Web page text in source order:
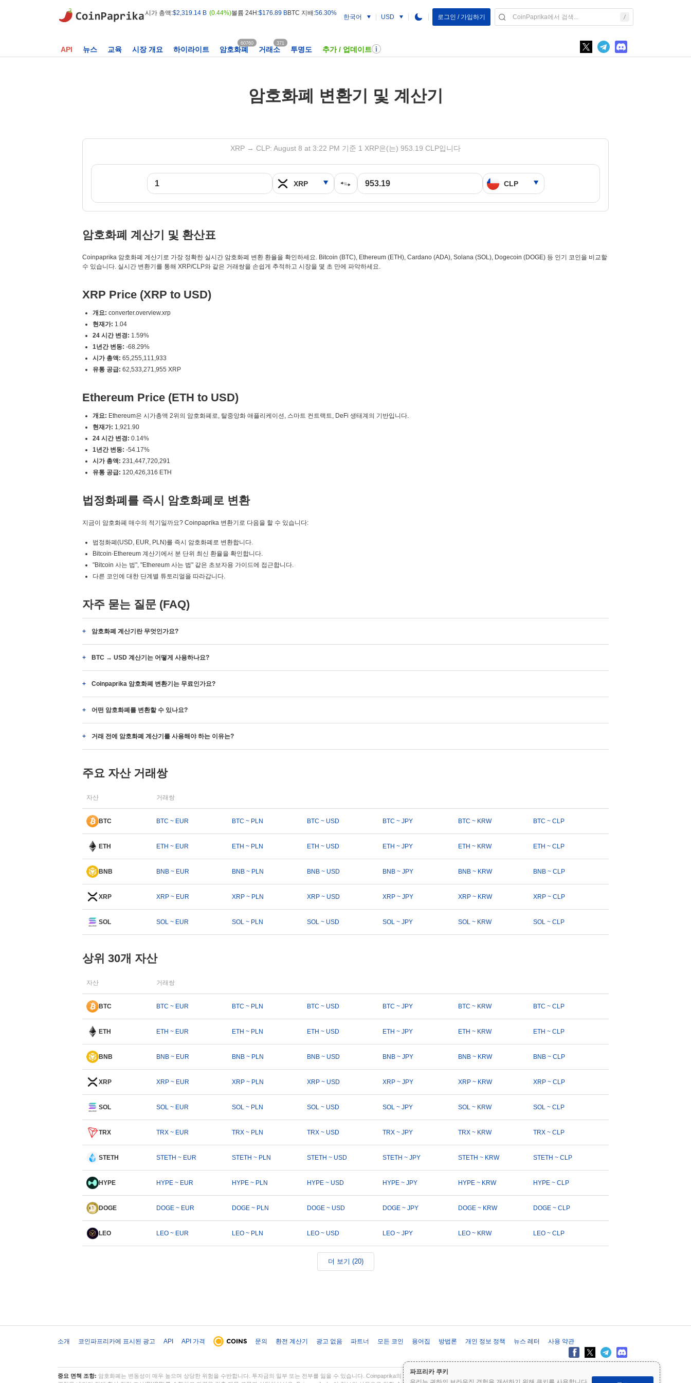
시가 총액:$2,319.14 B (0.44%)볼륨 24H:$176.89 BBTC 지배:56.30%
한국어 USD 로그인 / 가입하기
API 뉴스 교육 시장 개요 하이라이트 암호화폐
60760
거래소
371
투명도 추가 / 업데이트
파프리카 쿠키
암호화폐 변환기 및 계산기
XRP → CLP: August 8 at 3:22 PM 기준 1 XRP은(는) 953.19 CLP입니다
암호화폐 계산기 및 환산표
Coinpaprika 암호화폐 계산기로 가장 정확한 실시간 암호화폐 변환 환율을 확인하세요. Bitcoin (BTC), Ethereum (ETH), Cardano (ADA), Solana (SOL), Dogecoin (DOGE) 등 인기 코인을 비교할
수 있습니다. 실시간 변환기를 통해 XRP/CLP와 같은 거래쌍을 손쉽게 추적하고 시장을 몇 초 만에 파악하세요.
XRP Price (XRP to USD)
개요: converter.overview.xrp
현재가: 1.04
24 시간 변경: 1.59%
1년간 변동: -68.29%
시가 총액: 65,255,111,933
유통 공급: 62,533,271,955 XRP
Ethereum Price (ETH to USD)
개요: Ethereum은 시가총액 2위의 암호화폐로, 탈중앙화 애플리케이션, 스마트 컨트랙트, DeFi 생태계의 기반입니다.
현재가: 1,921.90
24 시간 변경: 0.14%
1년간 변동: -54.17%
시가 총액: 231,447,720,291
유통 공급: 120,426,316 ETH
법정화폐를 즉시 암호화폐로 변환
지금이 암호화폐 매수의 적기일까요? Coinpaprika 변환기로 다음을 할 수 있습니다:
법정화폐(USD, EUR, PLN)를 즉시 암호화폐로 변환합니다.
Bitcoin·Ethereum 계산기에서 분 단위 최신 환율을 확인합니다.
"Bitcoin 사는 법", "Ethereum 사는 법" 같은 초보자용 가이드에 접근합니다.
다른 코인에 대한 단계별 튜토리얼을 따라갑니다.
자주 묻는 질문 (FAQ)
암호화폐 계산기란 무엇인가요?
BTC → USD 계산기는 어떻게 사용하나요?
Coinpaprika 암호화폐 변환기는 무료인가요?
어떤 암호화폐를 변환할 수 있나요?
거래 전에 암호화폐 계산기를 사용해야 하는 이유는?
주요 자산 거래쌍
자산 거래쌍
BTC BTC ~ EUR BTC ~ PLN BTC ~ USD BTC ~ JPY BTC ~ KRW BTC ~ CLP
ETH ETH ~ EUR ETH ~ PLN ETH ~ USD ETH ~ JPY ETH ~ KRW ETH ~ CLP
BNB BNB ~ EUR BNB ~ PLN BNB ~ USD BNB ~ JPY BNB ~ KRW BNB ~ CLP
XRP XRP ~ EUR XRP ~ PLN XRP ~ USD XRP ~ JPY XRP ~ KRW XRP ~ CLP
SOL SOL ~ EUR SOL ~ PLN SOL ~ USD SOL ~ JPY SOL ~ KRW SOL ~ CLP
상위 30개 자산
자산 거래쌍
BTC BTC ~ EUR BTC ~ PLN BTC ~ USD BTC ~ JPY BTC ~ KRW BTC ~ CLP
ETH ETH ~ EUR ETH ~ PLN ETH ~ USD ETH ~ JPY ETH ~ KRW ETH ~ CLP
BNB BNB ~ EUR BNB ~ PLN BNB ~ USD BNB ~ JPY BNB ~ KRW BNB ~ CLP
XRP XRP ~ EUR XRP ~ PLN XRP ~ USD XRP ~ JPY XRP ~ KRW XRP ~ CLP
SOL SOL ~ EUR SOL ~ PLN SOL ~ USD SOL ~ JPY SOL ~ KRW SOL ~ CLP
TRX TRX ~ EUR TRX ~ PLN TRX ~ USD TRX ~ JPY TRX ~ KRW TRX ~ CLP
STETH STETH ~ EUR STETH ~ PLN STETH ~ USD STETH ~ JPY STETH ~ KRW STETH ~ CLP
HYPE HYPE ~ EUR HYPE ~ PLN HYPE ~ USD HYPE ~ JPY HYPE ~ KRW HYPE ~ CLP
DOGE DOGE ~ EUR DOGE ~ PLN DOGE ~ USD DOGE ~ JPY DOGE ~ KRW DOGE ~ CLP
LEO LEO ~ EUR LEO ~ PLN LEO ~ USD LEO ~ JPY LEO ~ KRW LEO ~ CLP
더 보기 (20)
소개 코인파프리카에 표시된 광고 API API 가격 문의 환전 계산기 광고 없음 파트너 모든 코인 용어집 방법론 개인 정보 정책 뉴스 레터 사용 약관
중요 면책 조항: 암호화폐는 변동성이 매우 높으며 상당한 위험을 수반합니다. 투자금의 일부 또는 전부를 잃을 수 있습니다. Coinpaprika의 모든 정보는 정보 제공 목적으로만 제공되며 재무 또는 투자 조언을 구성하지 않습니다. 투자